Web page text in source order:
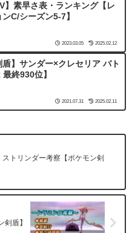
】素早さ表・ランキング【レ
C/シーズン5-7】
2023.03.05 2025.02.12
盾】サンダー×クレセリア バト
終930位】
2021.07.31 2025.02.11
ストリンダー考察【ポケモン剣
剣盾】